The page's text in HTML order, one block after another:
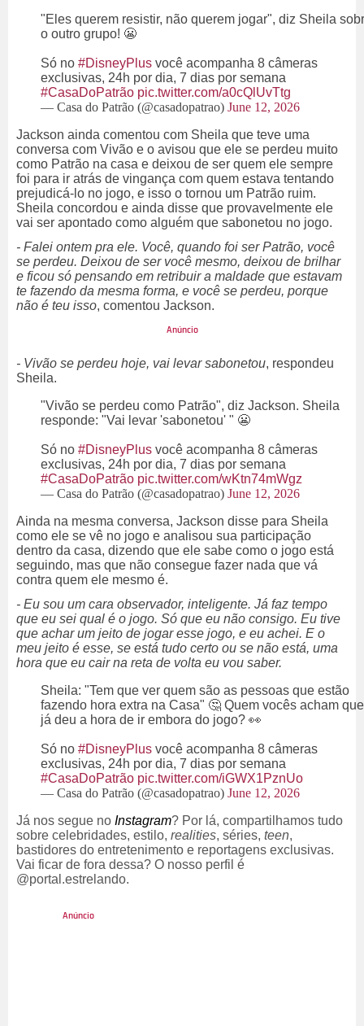
"Eles querem resistir, não querem jogar", diz Sheila
o outro grupo! 😬
Só no #DisneyPlus você acompanha 8 câmeras
exclusivas, 24h por dia, 7 dias por semana
#CasaDoPatrão pic.twitter.com/a0cQlUvTtg
— Casa do Patrão (@casadopatrao) June 12, 2026
Jackson ainda comentou com Sheila que teve uma
conversa com Vivão e o avisou que ele se perdeu muito
como Patrão na casa e deixou de ser quem ele sempre
foi para ir atrás de vingança com quem estava tentando
prejudicá-lo no jogo, e isso o tornou um Patrão ruim.
Sheila concordou e ainda disse que provavelmente ele
vai ser apontado como alguém que sabonetou no jogo.
- Falei ontem pra ele. Você, quando foi ser Patrão, você
se perdeu. Deixou de ser você mesmo, deixou de brilhar
e ficou só pensando em retribuir a maldade que estavam
te fazendo da mesma forma, e você se perdeu, porque
não é teu isso, comentou Jackson.
- Vivão se perdeu hoje, vai levar sabonetou, respondeu
Sheila.
"Vivão se perdeu como Patrão", diz Jackson. Sheila
responde: "Vai levar 'sabonetou' " 😬
Só no #DisneyPlus você acompanha 8 câmeras
exclusivas, 24h por dia, 7 dias por semana
#CasaDoPatrão pic.twitter.com/wKtn74mWgz
— Casa do Patrão (@casadopatrao) June 12, 2026
Ainda na mesma conversa, Jackson disse para Sheila
como ele se vê no jogo e analisou sua participação
dentro da casa, dizendo que ele sabe como o jogo está
seguindo, mas que não consegue fazer nada que vá
contra quem ele mesmo é.
- Eu sou um cara observador, inteligente. Já faz tempo
que eu sei qual é o jogo. Só que eu não consigo. Eu tive
que achar um jeito de jogar esse jogo, e eu achei. E o
meu jeito é esse, se está tudo certo ou se não está, uma
hora que eu cair na reta de volta eu vou saber.
Sheila: "Tem que ver quem são as pessoas que estão
fazendo hora extra na Casa" 🤔 Quem vocês acham que
já deu a hora de ir embora do jogo? 👀
Só no #DisneyPlus você acompanha 8 câmeras
exclusivas, 24h por dia, 7 dias por semana
#CasaDoPatrão pic.twitter.com/iGWX1PznUo
— Casa do Patrão (@casadopatrao) June 12, 2026
Já nos segue no Instagram? Por lá, compartilhamos tudo
sobre celebridades, estilo, realities, séries, teen,
bastidores do entretenimento e reportagens exclusivas.
Vai ficar de fora dessa? O nosso perfil é
@portal.estrelando.